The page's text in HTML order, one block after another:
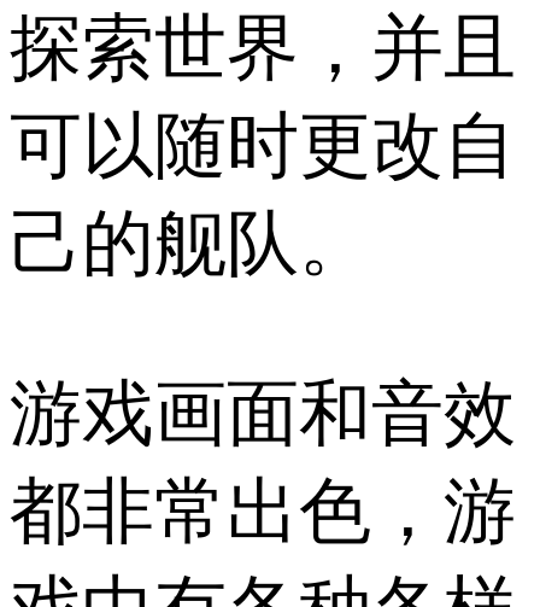
探索世界，并且
可以随时更改自
己的舰队。
游戏画面和音效
都非常出色，游